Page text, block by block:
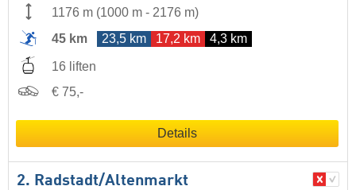
1176 m (1000 m - 2176 m)
45 km
23,5 km 17,2 km 4,3 km
16 liften
€ 75,-
Details
2. Radstadt/​Altenmarkt